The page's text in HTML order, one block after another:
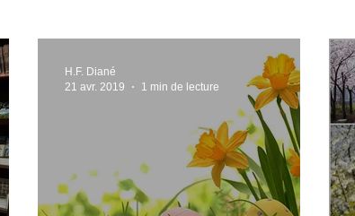
H.F. Diané
21 avr. 2019
1 min de lecture